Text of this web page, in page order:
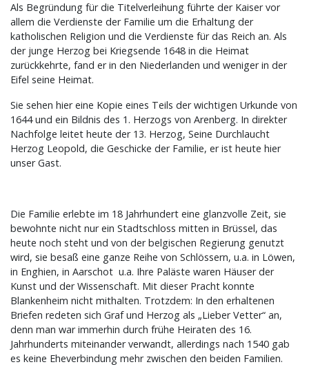
Als Begründung für die Titelverleihung führte der Kaiser vor
allem die Verdienste der Familie um die Erhaltung der
katholischen Religion und die Verdienste für das Reich an. Als
der junge Herzog bei Kriegsende 1648 in die Heimat
zurückkehrte, fand er in den Niederlanden und weniger in der
Eifel seine Heimat.
Sie sehen hier eine Kopie eines Teils der wichtigen Urkunde von
1644 und ein Bildnis des 1. Herzogs von Arenberg. In direkter
Nachfolge leitet heute der 13. Herzog, Seine Durchlaucht
Herzog Leopold, die Geschicke der Familie, er ist heute hier
unser Gast.
Die Familie erlebte im 18 Jahrhundert eine glanzvolle Zeit, sie
bewohnte nicht nur ein Stadtschloss mitten in Brüssel, das
heute noch steht und von der belgischen Regierung genutzt
wird, sie besaß eine ganze Reihe von Schlössern, u.a. in Löwen,
in Enghien, in Aarschot u.a. Ihre Paläste waren Häuser der
Kunst und der Wissenschaft. Mit dieser Pracht konnte
Blankenheim nicht mithalten. Trotzdem: In den erhaltenen
Briefen redeten sich Graf und Herzog als „Lieber Vetter“ an,
denn man war immerhin durch frühe Heiraten des 16.
Jahrhunderts miteinander verwandt, allerdings nach 1540 gab
es keine Eheverbindung mehr zwischen den beiden Familien.